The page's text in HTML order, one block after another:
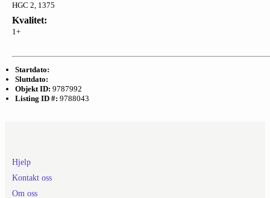
HGC 2, 1375
Kvalitet:
1+
Startdato:
Sluttdato:
Objekt ID: 9787992
Listing ID #: 9788043
Hjelp
Kontakt oss
Om oss